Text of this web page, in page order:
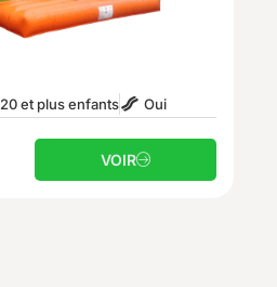
20 et plus enfants Oui
VOIR